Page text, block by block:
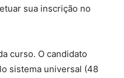
sua inscrição no
curso. O candidato
sistema universal (48